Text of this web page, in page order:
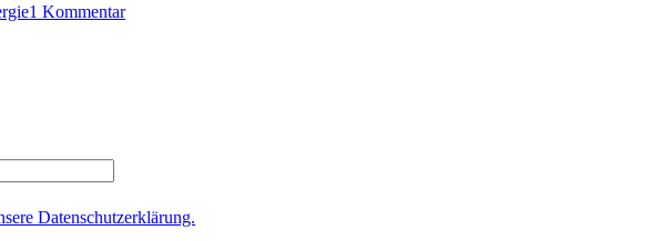
1 Kommentarunschädliche
zum
Umgang
Datenschutzerklärung.